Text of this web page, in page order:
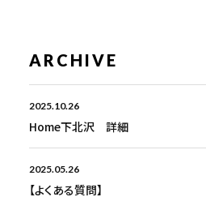
ARCHIVE
2025.10.26
Home下北沢 詳細
2025.05.26
【よくある質問】